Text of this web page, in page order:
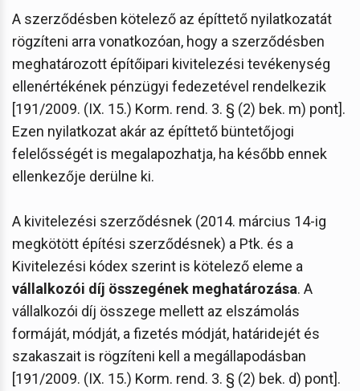
A szerződésben kötelező az építtető nyilatkozatát
rögzíteni arra vonatkozóan, hogy a szerződésben
meghatározott építőipari kivitelezési tevékenység
ellenértékének pénzügyi fedezetével rendelkezik
[191/2009. (IX. 15.) Korm. rend. 3. § (2) bek. m) pont].
Ezen nyilatkozat akár az építtető büntetőjogi
felelősségét is megalapozhatja, ha később ennek
ellenkezője derülne ki.
A kivitelezési szerződésnek (2014. március 14-ig
megkötött építési szerződésnek) a Ptk. és a
Kivitelezési kódex szerint is kötelező eleme a
vállalkozói díj összegének meghatározása. A
vállalkozói díj összege mellett az elszámolás
formáját, módját, a fizetés módját, határidejét és
szakaszait is rögzíteni kell a megállapodásban
[191/2009. (IX. 15.) Korm. rend. 3. § (2) bek. d) pont].